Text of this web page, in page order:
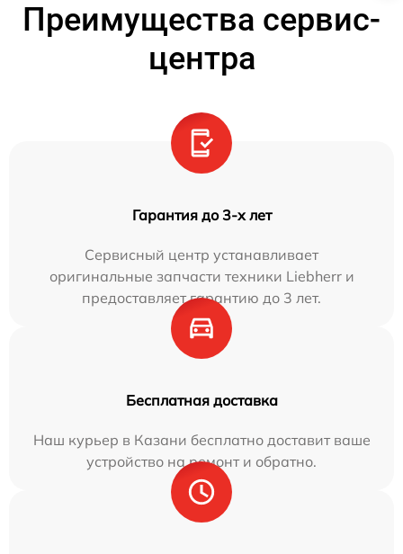
Преимущества сервис-
центра
Гарантия до 3-х лет
Сервисный центр устанавливает
оригинальные запчасти техники Liebherr и
предоставляет гарантию до 3 лет.
Бесплатная доставка
Наш курьер в Казани бесплатно доставит ваше
устройство на ремонт и обратно.